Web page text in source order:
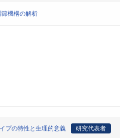
機構の解析
プの特性と生理的意義 研究代表者